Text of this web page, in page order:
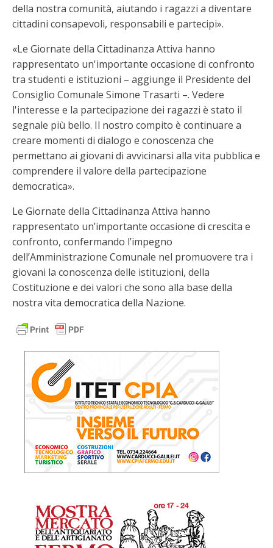
della nostra comunità, aiutando i ragazzi a diventare
cittadini consapevoli, responsabili e partecipi».
«Le Giornate della Cittadinanza Attiva hanno
rappresentato un'importante occasione di confronto
tra studenti e istituzioni – aggiunge il Presidente del
Consiglio Comunale Simone Trasarti –. Vedere
l'interesse e la partecipazione dei ragazzi è stato il
segnale più bello. Il nostro compito è continuare a
creare momenti di dialogo e conoscenza che
permettano ai giovani di avvicinarsi alla vita pubblica e
comprendere il valore della partecipazione
democratica».
Le Giornate della Cittadinanza Attiva hanno
rappresentato un’importante occasione di crescita e
confronto, confermando l’impegno
dell’Amministrazione Comunale nel promuovere tra i
giovani la conoscenza delle istituzioni, della
Costituzione e dei valori che sono alla base della
nostra vita democratica della Nazione.